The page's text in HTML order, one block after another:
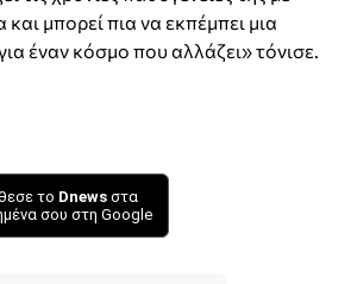
μπορεί πια να εκπέμπει μια
έναν κόσμο που αλλάζει» τόνισε.
το Dnews στα
σου στη Google